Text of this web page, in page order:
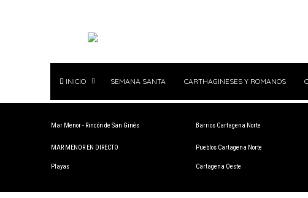
INICIO SEMANA SANTA CARTHAGINESES Y ROMANOS
Mar Menor - Rincón de San Ginés
MAR MENOR EN DIRECTO
Playas
Barrios Cartagena Norte
Pueblos Cartagena Norte
Cartagena Oeste